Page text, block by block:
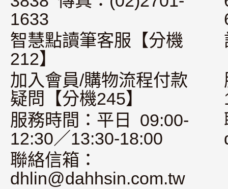
1633
智慧點讀筆客服【分機
212】
加入會員/購物流程付款
疑問【分機245】
服務時間：平日 09:00-
12:30／13:30-18:00
聯絡信箱：
dhlin@dahhsin.com.tw